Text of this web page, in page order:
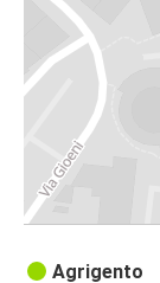
Agrigento